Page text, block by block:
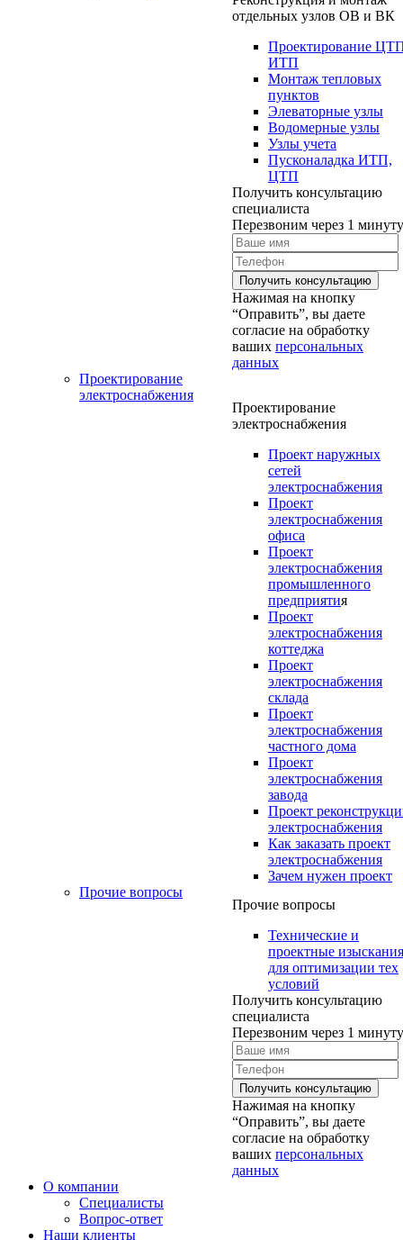
отдельных узлов ОВ и ВК
Проектирование
ИТП
Монтаж тепловых
пунктов
Элеваторные узлы
Водомерные узлы
Узлы учета
Пусконаладка ИТП,
ЦТП
Получить консультацию
специалиста
Перезвоним через 1 минуту
Нажимая на кнопку
“Оправить”, вы даете
согласие на обработку
ваших персональных
данных
Проектирование
электроснабжения
Проектирование
электроснабжения
Проект наружных
сетей
электроснабжения
Проект
электроснабжения
офиса
Проект
электроснабжения
промышленного
предприятия
Проект
электроснабжения
коттеджа
Проект
электроснабжения
склада
Проект
электроснабжения
частного дома
Проект
электроснабжения
завода
Проект
электроснабжения
Как заказать проект
электроснабжения
Зачем нужен проект
Прочие вопросы
Прочие вопросы
Технические и
проектные изыскания
для оптимизации тех
условий
Получить консультацию
специалиста
Перезвоним через 1 минуту
Нажимая на кнопку
“Оправить”, вы даете
согласие на обработку
ваших персональных
данных
О компании
Специалисты
Вопрос-ответ
Наши клиенты